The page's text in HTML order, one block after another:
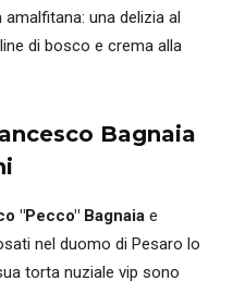
una delizia al
di bosco e crema alla
Bagnaia
"Pecco" Bagnaia e
nel duomo di Pesaro lo
torta nuziale vip sono